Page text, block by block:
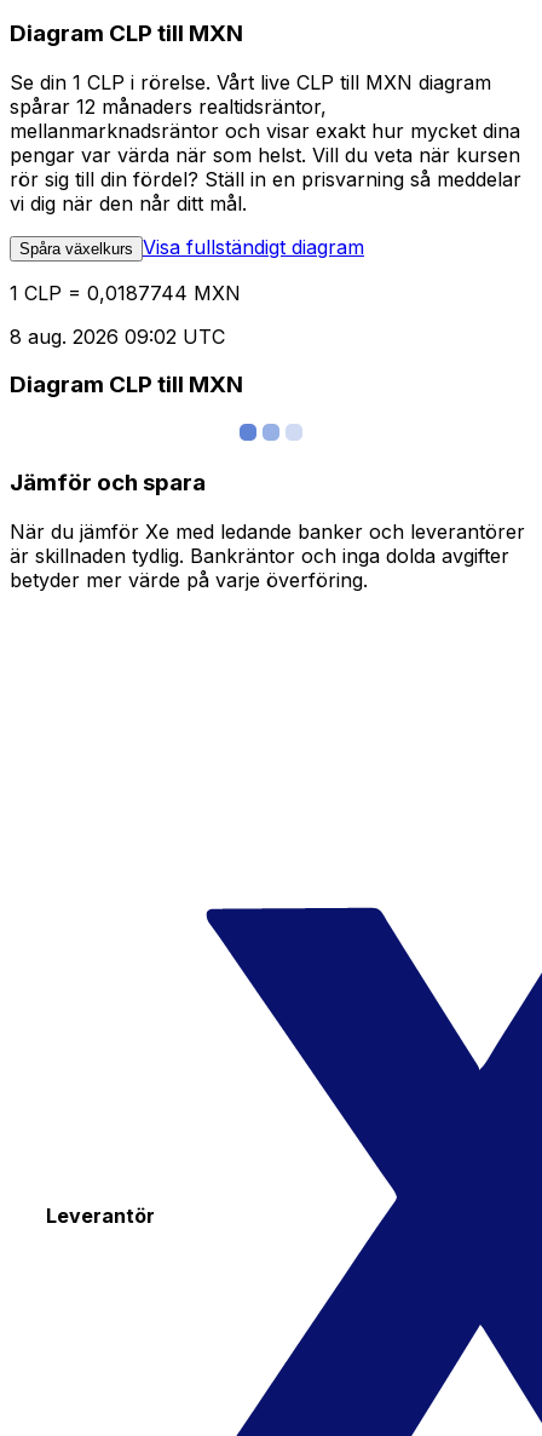
Diagram CLP till MXN
Se din 1 CLP i rörelse. Vårt live CLP till MXN diagram
spårar 12 månaders realtidsräntor,
mellanmarknadsräntor och visar exakt hur mycket dina
pengar var värda när som helst. Vill du veta när kursen
rör sig till din fördel? Ställ in en prisvarning så meddelar
vi dig när den når ditt mål.
Spåra växelkurs Visa fullständigt diagram
1 CLP = 0,0187744 MXN
8 aug. 2026 09:02 UTC
Diagram CLP till MXN
Jämför och spara
När du jämför Xe med ledande banker och leverantörer
är skillnaden tydlig. Bankräntor och inga dolda avgifter
betyder mer värde på varje överföring.
Leverantör